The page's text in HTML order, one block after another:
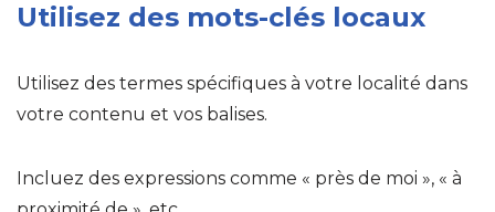
Utilisez des mots-clés locaux
Utilisez des termes spécifiques à votre localité dans
votre contenu et vos balises.
Incluez des expressions comme « près de moi », « à